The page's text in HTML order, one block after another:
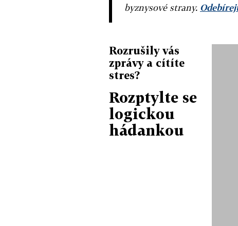
byznysové strany.
Rozrušily vás
zprávy a cítíte
stres?
Rozptylte se
logickou
hádankou